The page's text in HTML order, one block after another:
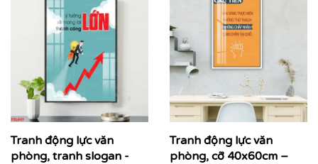
Chuyển hóa những bức ảnh, thiết kế riêng biệt
hoặc bất kỳ thông điệp nào bạn mong muốn
thành tác phẩm nghệ thuật treo tường cao cấp.
Đa dạng chất liệu, kích thước và kiểu dáng khung,
phù hợp với mọi không gian từ phòng họp, khu
vực lễ tân đến không gian làm việc chung (co-
working space).
Tranh động lực văn
phòng, tranh slogan -
Tranh động lực văn
phòng, cỡ 40x60cm –